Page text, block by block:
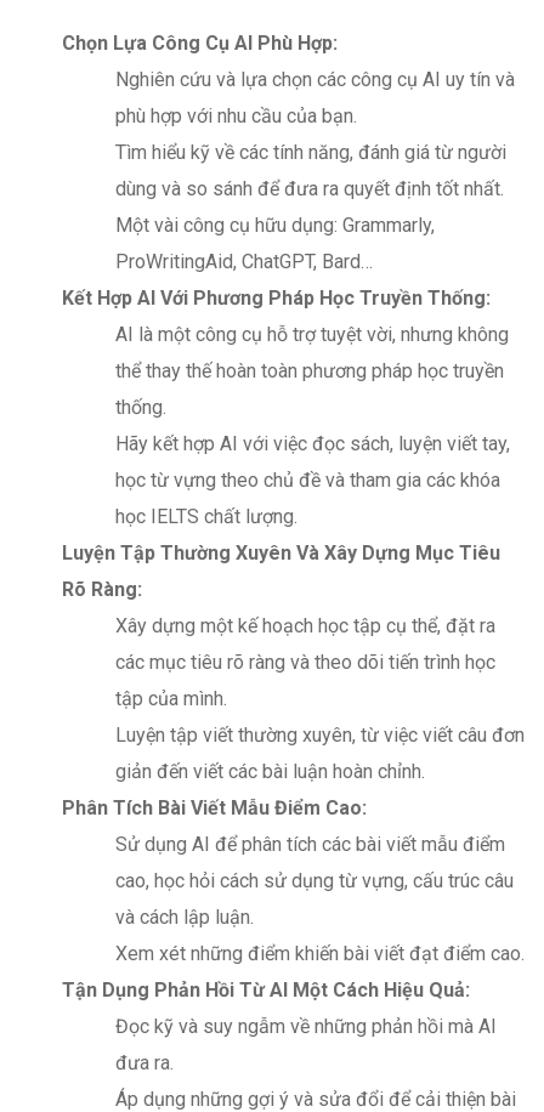
Chọn Lựa Công Cụ AI Phù Hợp:
Nghiên cứu và lựa chọn các công cụ AI uy tín và
phù hợp với nhu cầu của bạn.
Tìm hiểu kỹ về các tính năng, đánh giá từ người
dùng và so sánh để đưa ra quyết định tốt nhất.
Một vài công cụ hữu dụng: Grammarly,
ProWritingAid, ChatGPT, Bard…
Kết Hợp AI Với Phương Pháp Học Truyền Thống:
AI là một công cụ hỗ trợ tuyệt vời, nhưng không
thể thay thế hoàn toàn phương pháp học truyền
thống.
Hãy kết hợp AI với việc đọc sách, luyện viết tay,
học từ vựng theo chủ đề và tham gia các khóa
học IELTS chất lượng.
Luyện Tập Thường Xuyên Và Xây Dựng Mục Tiêu
Rõ Ràng:
Xây dựng một kế hoạch học tập cụ thể, đặt ra
các mục tiêu rõ ràng và theo dõi tiến trình học
tập của mình.
Luyện tập viết thường xuyên, từ việc viết câu đơn
giản đến viết các bài luận hoàn chỉnh.
Phân Tích Bài Viết Mẫu Điểm Cao:
Sử dụng AI để phân tích các bài viết mẫu điểm
cao, học hỏi cách sử dụng từ vựng, cấu trúc câu
và cách lập luận.
Xem xét những điểm khiến bài viết đạt điểm cao.
Tận Dụng Phản Hồi Từ AI Một Cách Hiệu Quả:
Đọc kỹ và suy ngẫm về những phản hồi mà AI
đưa ra.
Áp dụng những gợi ý và sửa đổi để cải thiện bài